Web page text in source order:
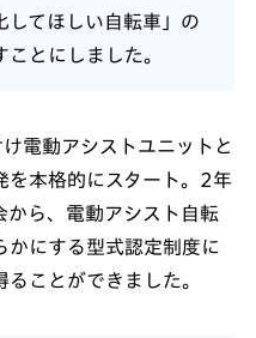
してほしい自転車」の
とにしました。
電動アシストユニットと
を本格的にスタート。2年
から、電動アシスト自転
かにする型式認定制度に
ことができました。